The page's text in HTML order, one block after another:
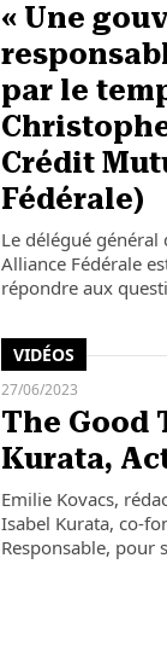
« Une
par le
Crédit
Fédérale)
Le délégué
Alliance Fédérale
répondre aux
VIDÉOS
27/06/2023
The Good
Kurata,
Emilie Kovacs,
Isabel Kurata, co-
Responsable, pour